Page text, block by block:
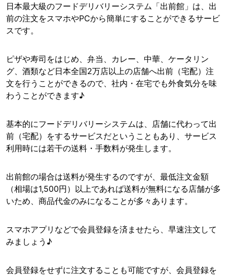
日本最大級のフードデリバリーシステム「出前館」は、出
前の注文をスマホやPCから簡単にすることができるサービ
スです。
ピザや寿司をはじめ、弁当、カレー、中華、ケータリン
グ、酒類など日本全国2万店以上の店舗へ出前（宅配）注
文を行うことができるので、社内・在宅でも外食気分を味
わうことができます♪
基本的にフードデリバリーシステムは、店舗に代わって出
前（宅配）をするサービスだということもあり、サービス
利用時には若干の送料・手数料が発生します。
出前館の場合は送料が発生するのですが、最低注文金額
（相場は1,500円）以上であれば送料が無料になる店舗が多
いため、商品代金のみになることが多々あります。
スマホアプリなどで会員登録を済ませたら、早速注文して
みましょう♪
会員登録をせずに注文することも可能ですが、会員登録を